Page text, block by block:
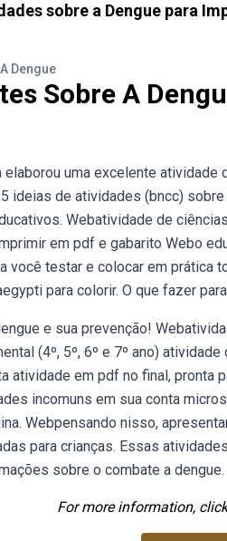
sobre a Dengue para
Dengue
Sobre A
uma excelente atividade
ideias de atividades (bncc)
Webatividade de
em pdf e gabarito Webo
você testar e colocar em prática
para colorir. O que fazer
e sua prevenção!
(4º, 5º, 6º e 7º ano)
atividade em pdf no final, pronta
incomuns em sua conta
Webpensando nisso,
para crianças. Essas
sobre o combate a dengue.
For more information,